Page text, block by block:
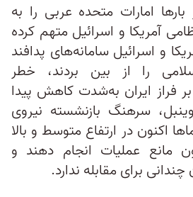
امارات متحده عربی را به
آمریکا و اسرائیل متهم کرده
و اسرائیل سامانه‌های پدافند
را از بین بردند، خطر
فراز ایران به‌شدت کاهش پیدا
سرهنگ بازنشسته نیروی
اکنون در ارتفاع متوسط و بالا
مانع عملیات انجام دهند و
برای مقابله ندارد.